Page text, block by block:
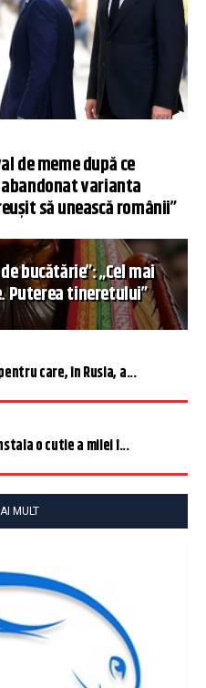
de meme după ce
varianta
să unească românii”
bucătărie”: „Cel mai
Puterea tineretului”
care, în Rusia, a...
o cutie a milei î...
MULT